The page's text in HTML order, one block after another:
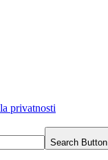
privatnosti
Search Button